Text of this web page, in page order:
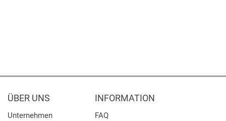
ÜBER UNS
Unternehmen
INFORMATION
FAQ